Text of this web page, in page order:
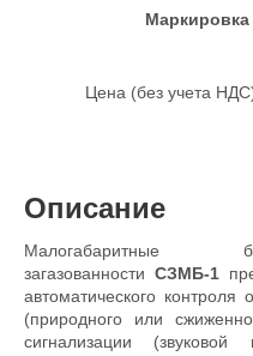
Цена (без учета
Описание
загазованности СЗМБ-1
автоматического
(природного или
сигнализации